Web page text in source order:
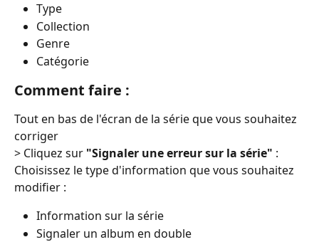
Type
Collection
Genre
Catégorie
Comment faire :
Tout en bas de l'écran de la série que vous souhaitez
corriger
> Cliquez sur "Signaler une erreur sur la série" :
Choisissez le type d'information que vous souhaitez
modifier :
Information sur la série
Signaler un album en double